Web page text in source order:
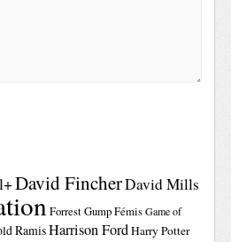
David FincherDavid Mills
Forrest GumpFémis Game of
RamisHarrison FordHarry Potter